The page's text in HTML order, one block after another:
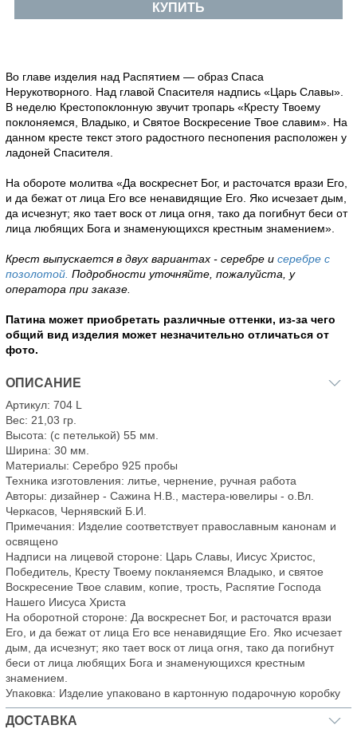
КУПИТЬ
Во главе изделия над Распятием — образ Спаса
Нерукотворного. Над главой Спасителя надпись «Царь Славы».
В неделю Крестопоклонную звучит тропарь «Кресту Твоему
поклоняемся, Владыко, и Святое Воскресение Твое славим». На
данном кресте текст этого радостного песнопения расположен у
ладоней Спасителя.
На обороте молитва «Да воскреснет Бог, и расточатся врази Его,
и да бежат от лица Его все ненавидящие Его. Яко исчезает дым,
да исчезнут; яко тает воск от лица огня, тако да погибнут беси от
лица любящих Бога и знаменующихся крестным знамением».
Крест выпускается в двух вариантах - серебре и серебре с
позолотой. Подробности уточняйте, пожалуйста, у
оператора при заказе.
Патина может приобретать различные оттенки, из-за чего
общий вид изделия может незначительно отличаться от
фото.
ОПИСАНИЕ
Артикул: 704 L
Вес: 21,03 гр.
Высота: (с петелькой) 55 мм.
Ширина: 30 мм.
Материалы: Серебро 925 пробы
Техника изготовления: литье, чернение, ручная работа
Авторы: дизайнер - Сажина Н.В., мастера-ювелиры - о.Вл.
Черкасов, Чернявский Б.И.
Примечания: Изделие соответствует православным канонам и
освящено
Надписи на лицевой стороне: Царь Славы, Иисус Христос,
Победитель, Кресту Твоему покланяемся Владыко, и святое
Воскресение Твое славим, копие, трость, Распятие Господа
Нашего Иисуса Христа
На оборотной стороне: Да воскреснет Бог, и расточатся врази
Его, и да бежат от лица Его все ненавидящие Его. Яко исчезает
дым, да исчезнут; яко тает воск от лица огня, тако да погибнут
беси от лица любящих Бога и знаменующихся крестным
знамением.
Упаковка: Изделие упаковано в картонную подарочную коробку
ДОСТАВКА